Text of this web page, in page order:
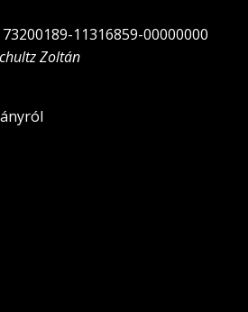
73200189-11316859-00000000
Zoltán